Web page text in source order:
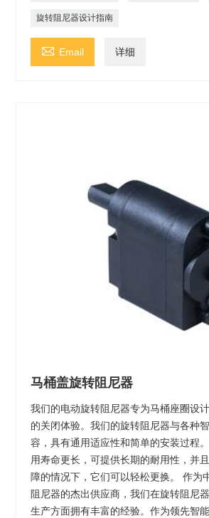
旋转阻尼器设计指南
 Email 详细
马桶盖旋转阻尼器
我们的电动旋转阻尼器专为马桶座圈设
的关闭体验。我们的旋转阻尼器与各种
容，具有通用适应性和简单的安装过程
用寿命更长，可提供长期的耐用性，并
障的情况下，它们可以轻松更换。 作为
阻尼器的杰出供应商，我们在旋转阻尼
生产方面拥有丰富的经验。作为领先智